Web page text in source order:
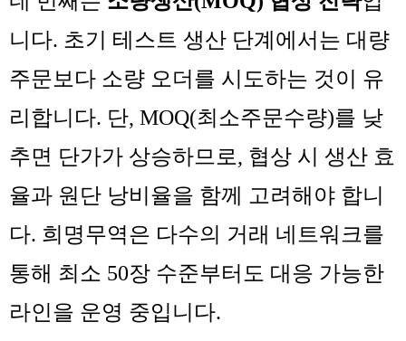
니다. 초기 테스트 생산 단계에서는 대량
주문보다 소량 오더를 시도하는 것이 유
리합니다. 단, MOQ(최소주문수량)를 낮
추면 단가가 상승하므로, 협상 시 생산 효
율과 원단 낭비율을 함께 고려해야 합니
다. 희명무역은 다수의 거래 네트워크를
통해 최소 50장 수준부터도 대응 가능한
라인을 운영 중입니다.